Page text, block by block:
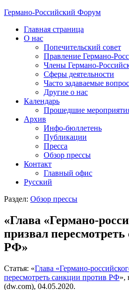
Германо-Российский Форум
Главная страница
О нас
Попечительский совет
Правление Германо-
Члены Германо-
Сферы деятельности
Часто задаваемые
Другие о нас
Календарь
Прошедшие
Архив
Инфо-бюллетень
Публикации
Пресса
Обзор прессы
Контакт
Главный офис
Русский
Раздел: Обзор прессы
«Глава «Германо-
призвал
РФ»
Статья: «Глава «Германо-
пересмотреть санкции против РФ»,
(dw.com), 04.05.2020.